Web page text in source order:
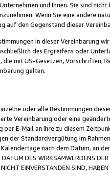
und Ihnen. Sie sind
Wenn Sie eine andere
auf den Gegenstand dieser
in dieser Vereinbarung
des Ergreifens oder
mit US-Gesetzen, Vorschriften,
gelten.
oder alle Bestimmungen
Vereinbarung oder eine
per E-Mail an Ihre zu diesem
der Standardvergütung im
nach dem Datum, an
DES WIRKSAMWERDENS
EINVERSTANDEN SIND,